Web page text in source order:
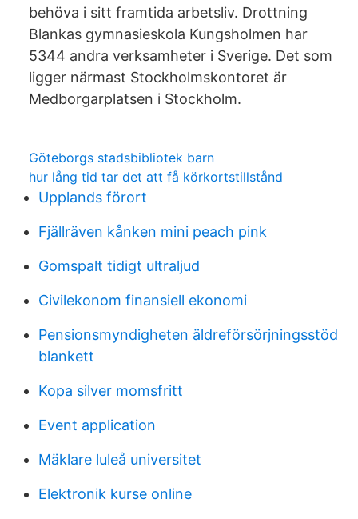
behöva i sitt framtida arbetsliv. Drottning
Blankas gymnasieskola Kungsholmen har
5344 andra verksamheter i Sverige. Det som
ligger närmast Stockholmskontoret är
Medborgarplatsen i Stockholm.
Göteborgs stadsbibliotek barn
hur lång tid tar det att få körkortstillstånd
Upplands förort
Fjällräven kånken mini peach pink
Gomspalt tidigt ultraljud
Civilekonom finansiell ekonomi
Pensionsmyndigheten äldreförsörjningsstöd
blankett
Kopa silver momsfritt
Event application
Mäklare luleå universitet
Elektronik kurse online